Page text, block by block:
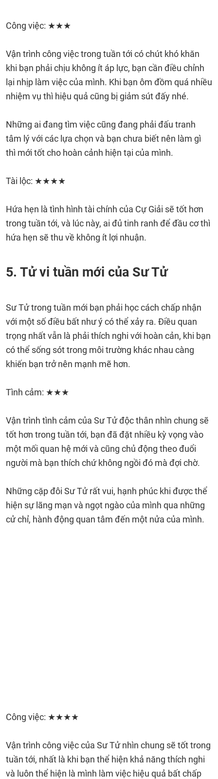
Công việc: ★★★
Vận trình công việc trong tuần tới có chút khó khăn
khi bạn phải chịu không ít áp lực, bạn cần điều chỉnh
lại nhịp làm việc của mình. Khi bạn ôm đồm quá nhiều
nhiệm vụ thì hiệu quả cũng bị giảm sút đấy nhé.
Những ai đang tìm việc cũng đang phải đấu tranh
tâm lý với các lựa chọn và bạn chưa biết nên làm gì
thì mới tốt cho hoàn cảnh hiện tại của mình.
Tài lộc: ★★★★
Hứa hẹn là tình hình tài chính của Cự Giải sẽ tốt hơn
trong tuần tới, và lúc này, ai đủ tinh ranh để đầu cơ thì
hứa hẹn sẽ thu về không ít lợi nhuận.
5. Tử vi tuần mới của Sư Tử
Sư Tử trong tuần mới bạn phải học cách chấp nhận
với một số điều bất như ý có thể xảy ra. Điều quan
trọng nhất vẫn là phải thích nghi với hoàn cản, khi bạn
có thể sống sót trong môi trường khác nhau càng
khiến bạn trở nên mạnh mẽ hơn.
Tình cảm: ★★★
Vận trình tình cảm của Sư Tử độc thân nhìn chung sẽ
tốt hơn trong tuần tới, bạn đã đặt nhiều kỳ vọng vào
một mối quan hệ mới và cũng chủ động theo đuổi
người mà bạn thích chứ không ngồi đó mà đợi chờ.
Những cặp đôi Sư Tử rất vui, hạnh phúc khi được thể
hiện sự lãng mạn và ngọt ngào của mình qua những
cử chỉ, hành động quan tâm đến một nửa của mình.
Công việc: ★★★★
Vận trình công việc của Sư Tử nhìn chung sẽ tốt trong
tuần tới, nhất là khi bạn thể hiện khả năng thích nghi
và luôn thể hiện là mình làm việc hiệu quả bất chấp